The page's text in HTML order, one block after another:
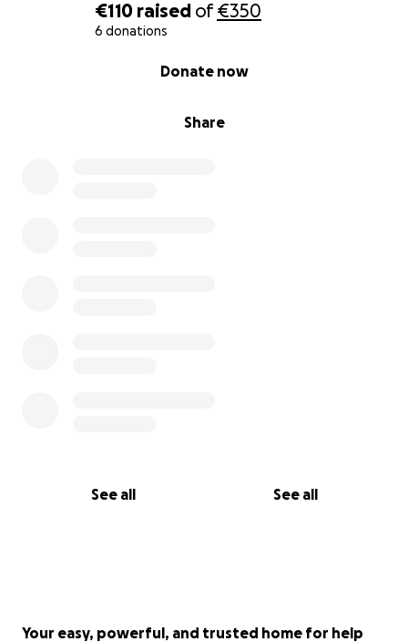
€110 raised of€350
6 donations
Share
Donate now
See all See all
Your easy, powerful, and trusted home for help